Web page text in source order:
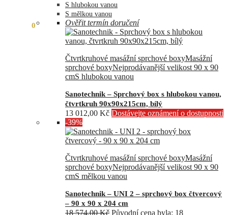
0
S hlubokou vanou
S mělkou vanou
Ověřit termín doručení
Čtvrtkruhové masážní sprchové boxyMasážní
sprchové boxyNejprodávanější velikost 90 x 90
cmS hlubokou vanou
Sanotechnik – Sprchový box s hlubokou vanou,
čtvrtkruh 90x90x215cm, bílý
13 012,00 Kč Dostávejte oznámení o dostupnosti
-39%
Čtvrtkruhové masážní sprchové boxyMasážní
sprchové boxyNejprodávanější velikost 90 x 90
cmS mělkou vanou
Sanotechnik – UNI 2 – sprchový box čtvercový
– 90 x 90 x 204 cm
18 574,00Kč Původní cena byla: 18